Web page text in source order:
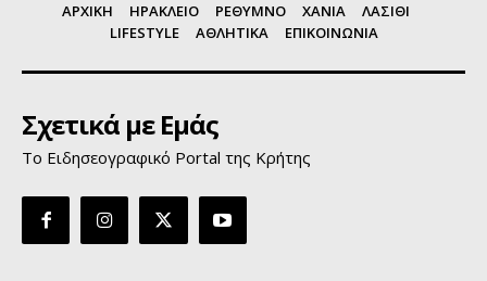
ΑΡΧΙΚΗ ΗΡΑΚΛΕΙΟ ΡΕΘΥΜΝΟ ΧΑΝΙΑ
ΛΑΣΙΘΙ
LIFESTYLE
ΑΘΛΗΤΙΚΑ ΕΠΙΚΟΙΝΩΝΙΑ
Σχετικά με Εμάς
Το Ειδησεογραφικό Portal της Κρήτης